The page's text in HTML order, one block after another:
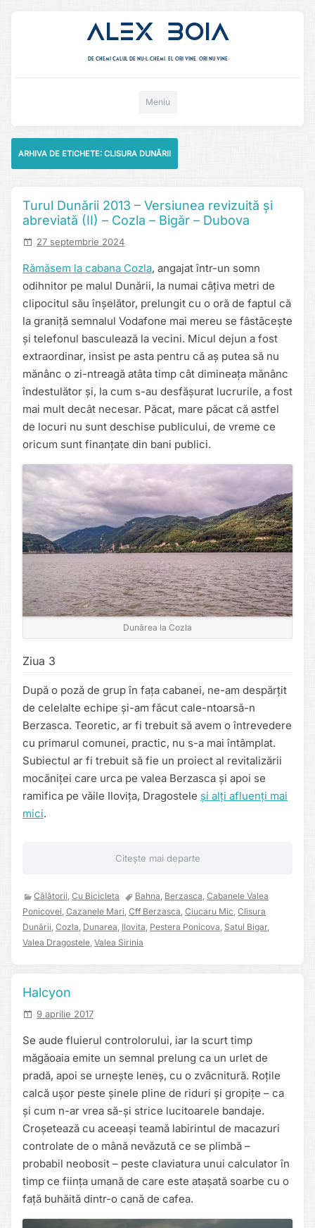
Alex Boia
De chemi calul de nu-l chemi, el ori vine. ori nu vine
Meniu
ARHIVA DE ETICHETE: CLISURA DUNĂRII
Turul Dunării 2013 – Versiunea revizuită și
abreviată (II) – Cozla – Bigăr – Dubova
27 septembrie 2024
Rămăsem la cabana Cozla, angajat într-un somn
odihnitor pe malul Dunării, la numai câțiva metri de
clipocitul său înșelător, prelungit cu o oră de faptul că
la graniță semnalul Vodafone mai mereu se fâstâcește
și telefonul basculează la vecini. Micul dejun a fost
extraordinar, insist pe asta pentru că aș putea să nu
mănânc o zi-ntreagă atâta timp cât dimineața mănânc
îndestulător și, la cum s-au desfășurat lucrurile, a fost
mai mult decât necesar. Păcat, mare păcat că astfel
de locuri nu sunt deschise publicului, de vreme ce
oricum sunt finanțate din bani publici.
Dunărea la Cozla
Ziua 3
După o poză de grup în fața cabanei, ne-am despărțit
de celelalte echipe și-am făcut cale-ntoarsă-n
Berzasca. Teoretic, ar fi trebuit să avem o întrevedere
cu primarul comunei, practic, nu s-a mai întâmplat.
Subiectul ar fi trebuit să fie un proiect al revitalizării
mocăniței care urca pe valea Berzasca și apoi se
ramifica pe văile Ilovița, Dragostele și alți afluenți mai
mici.
Citește mai departe
Călătorii Cu Bicicleta Bahna Berzasca Cabanele Valea
Ponicovei Cazanele Mari Cff Berzasca Ciucaru Mic Clisura
Dunării Cozla Dunarea Ilovita Pestera Ponicova Satul Bigar
Valea Dragostele Valea Sirinia
Halcyon
9 aprilie 2017
Se aude fluierul controlorului, iar la scurt timp
măgăoaia emite un semnal prelung ca un urlet de
pradă, apoi se urnește leneș, cu o zvâcnitură. Roțile
calcă ușor peste șinele pline de riduri și gropițe – ca
și cum n-ar vrea să-și strice lucitoarele bandaje.
Croșetează cu aceeași teamă labirintul de macazuri
controlate de o mână nevăzută ce se plimbă –
probabil neobosit – peste claviatura unui calculator în
timp ce ființa umană de care este atașată soarbe cu o
față buhăită dintr-o cană de cafea.